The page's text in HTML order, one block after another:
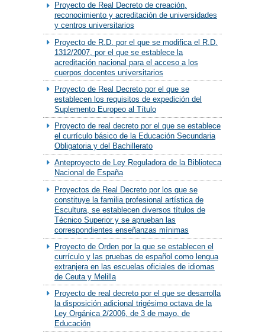
Proyecto de Real Decreto de creación,
reconocimiento y acreditación de universidades
y centros universitarios
Proyecto de R.D. por el que se modifica el R.D.
1312/2007, por el que se establece la
acreditación nacional para el acceso a los
cuerpos docentes universitarios
Proyecto de Real Decreto por el que se
establecen los requisitos de expedición del
Suplemento Europeo al Título
Proyecto de real decreto por el que se establece
el currículo básico de la Educación Secundaria
Obligatoria y del Bachillerato
Anteproyecto de Ley Reguladora de la Biblioteca
Nacional de España
Proyectos de Real Decreto por los que se
constituye la familia profesional artística de
Escultura, se establecen diversos títulos de
Técnico Superior y se aprueban las
correspondientes enseñanzas mínimas
Proyecto de Orden por la que se establecen el
currículo y las pruebas de español como lengua
extranjera en las escuelas oficiales de idiomas
de Ceuta y Melilla
Proyecto de real decreto por el que se desarrolla
la disposición adicional trigésimo octava de la
Ley Orgánica 2/2006, de 3 de mayo, de
Educación